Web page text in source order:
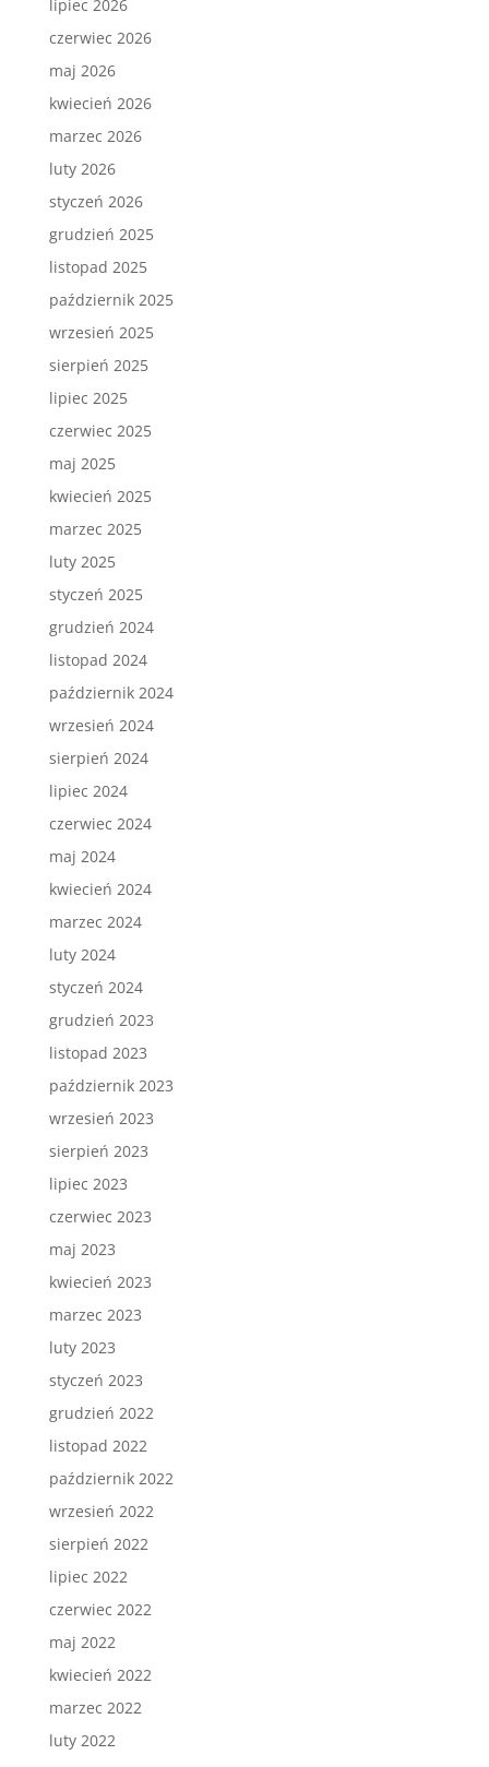
lipiec 2026
czerwiec 2026
maj 2026
kwiecień 2026
marzec 2026
luty 2026
styczeń 2026
grudzień 2025
listopad 2025
październik 2025
wrzesień 2025
sierpień 2025
lipiec 2025
czerwiec 2025
maj 2025
kwiecień 2025
marzec 2025
luty 2025
styczeń 2025
grudzień 2024
listopad 2024
październik 2024
wrzesień 2024
sierpień 2024
lipiec 2024
czerwiec 2024
maj 2024
kwiecień 2024
marzec 2024
luty 2024
styczeń 2024
grudzień 2023
listopad 2023
październik 2023
wrzesień 2023
sierpień 2023
lipiec 2023
czerwiec 2023
maj 2023
kwiecień 2023
marzec 2023
luty 2023
styczeń 2023
grudzień 2022
listopad 2022
październik 2022
wrzesień 2022
sierpień 2022
lipiec 2022
czerwiec 2022
maj 2022
kwiecień 2022
marzec 2022
luty 2022